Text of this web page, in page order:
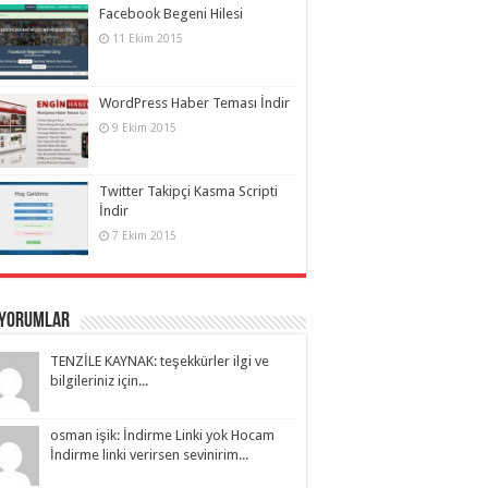
Facebook Begeni Hilesi
11 Ekim 2015
WordPress Haber Teması İndir
9 Ekim 2015
Twitter Takipçi Kasma Scripti
İndir
7 Ekim 2015
TENZİLE KAYNAK: teşekkürler ilgi ve
bilgileriniz için...
osman işik: İndirme Linki yok Hocam
İndirme linki verirsen sevinirim...